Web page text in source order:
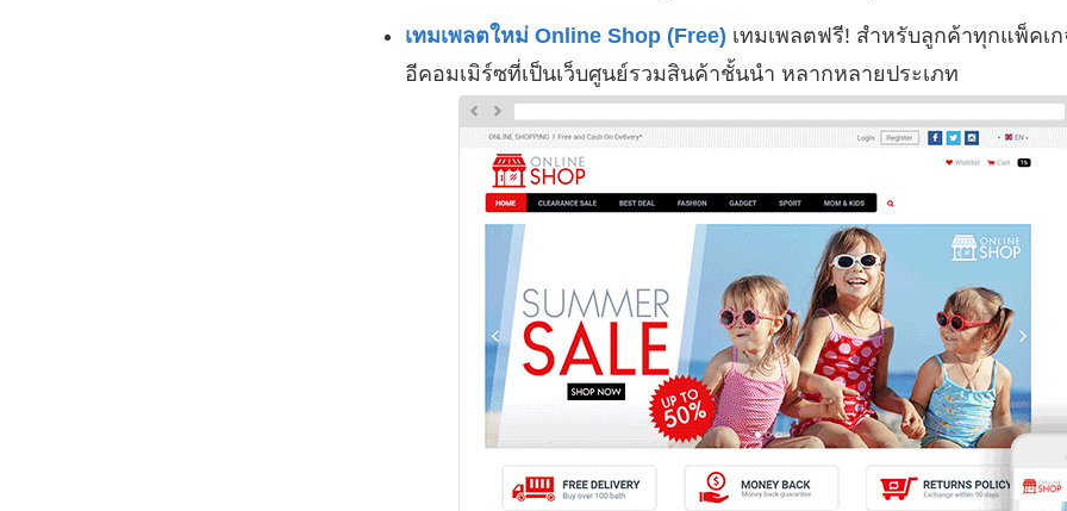
เทมเพลตใหม่ Online Shop (Free) เทมเพลตฟรี! สำหรับลูกค้าทุกแพ็คเ
อีคอมเมิร์ซที่เป็นเว็บศูนย์รวมสินค้าชั้นนำ หลากหลายประเภท